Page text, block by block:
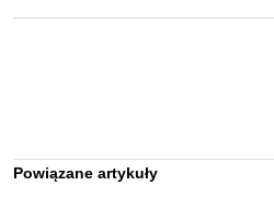
Powiązane artykuły